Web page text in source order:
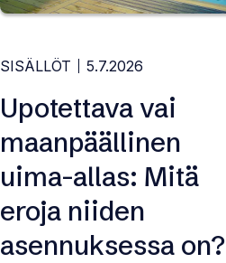
SISÄLLÖT 5.7.2026
Upotettava vai
maanpäällinen
uima-allas: Mitä
eroja niiden
asennuksessa on?